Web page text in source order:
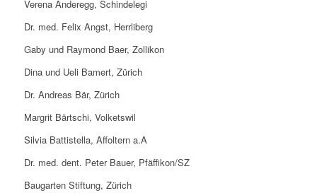
Verena Anderegg, Schindelegi
Dr. med. Felix Angst, Herrliberg
Gaby und Raymond Baer, Zollikon
Dina und Ueli Bamert, Zürich
Dr. Andreas Bär, Zürich
Margrit Bärtschi, Volketswil
Silvia Battistella, Affoltern a.A
Dr. med. dent. Peter Bauer, Pfäffikon/SZ
Baugarten Stiftung, Zürich